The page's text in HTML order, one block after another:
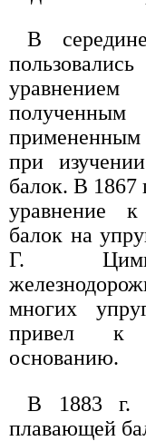
В
при
балок. В 1867
уравнение к
балок на
Г.
многих
привел к
основанию.
В 1883 г.
плавающей